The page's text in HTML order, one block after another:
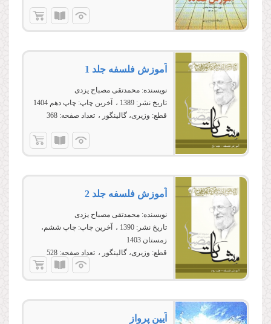
آموزش فلسفه جلد 1
نویسنده: محمدتقی مصباح یزدی
تاریخ نشر: 1389 آخرین چاپ: چاپ دهم 1404
قطع: وزیری، گالینگور تعداد صفحه: 368
آموزش فلسفه جلد 2
نویسنده: محمدتقی مصباح یزدی
تاریخ نشر: 1390 آخرین چاپ: چاپ ششم،
زمستان 1403
قطع: وزیری، گالینگور تعداد صفحه: 528
آیین پرواز